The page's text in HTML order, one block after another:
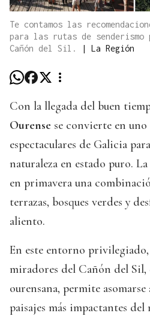
Te contamos las
para las rutas de senderismo
Cañón del Sil.
| La Región
Con la llegada del buen
Ourense se convierte en
espectaculares de Galicia
naturaleza en estado puro. La
en primavera una
terrazas, bosques verdes y
aliento.
En este entorno
miradores del Cañón del Sil,
ourensana, permite asomarse
paisajes más impactantes